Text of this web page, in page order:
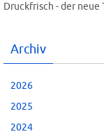
Druckfrisch - der neue
Archiv
2026
2025
2024